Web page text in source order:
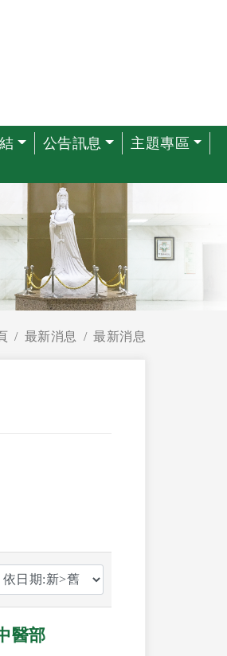
公告訊息
主題專區
最新消息 最新消息
醫部